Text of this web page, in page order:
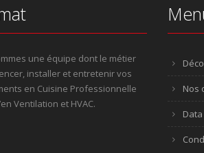
une équipe dont le métier
installer et entretenir vos
en Cuisine Professionnelle
Ventilation et HVAC.
Nos